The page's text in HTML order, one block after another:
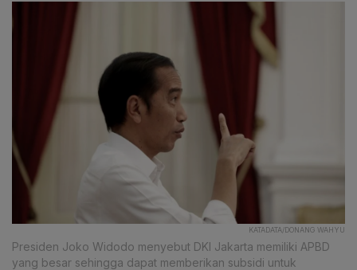
KATADATA/DONANG WAHYU
Presiden Joko Widodo menyebut DKI Jakarta memiliki APBD
yang besar sehingga dapat memberikan subsidi untuk